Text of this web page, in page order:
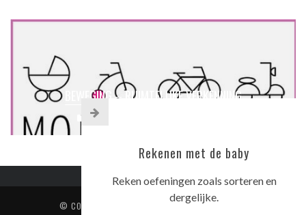
BEWEGING – RUIMTELIJKE VERKENNING
Geen categorie
Rekenen met de baby
Reken oefeningen zoals sorteren en
dergelijke.
© COPYRIGHT . ALL RIGHTS RESERVED.